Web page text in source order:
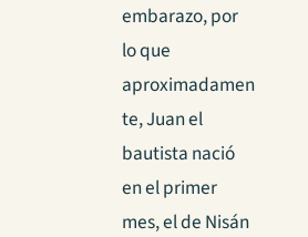
embarazo, por
lo que
aproximadamen
te, Juan el
bautista nació
en el primer
mes, el de Nisán